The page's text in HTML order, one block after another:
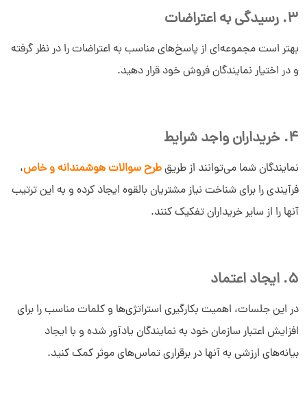
3. رسیدگی به اعتراضات
بهتر است مجموعه‌ای از پاسخ‌های مناسب به اعتراضات را در نظر گرفته
و در اختیار نمایندگان فروش خود قرار دهید.
4. خریداران واجد شرایط
نمایندگان شما می‌توانند از طریقطرح سوالات هوشمندانه و خاص،
فرآیندی را برای شناخت نیاز مشتریان بالقوه ایجاد کرده و به این ترتیب
آنها را از سایر خریداران تفکیک کنند.
5. ایجاد اعتماد
در این جلسات، اهمیت بکارگیری استراتژی‌ها و کلمات مناسب را برای
افزایش اعتبار سازمان خود به نمایندگان یادآور شده و با ایجاد
بیانه‌های ارزشی به آنها در برقراری تماس‌های موثر کمک کنید.